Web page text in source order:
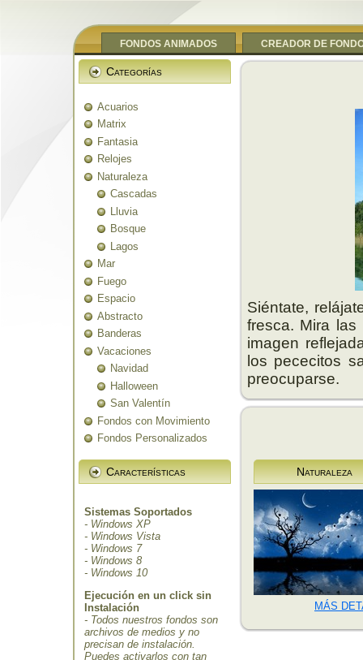
FONDOS ANIMADOS CREADOR DE
Categorías
Acuarios
Matrix
Fantasia
Relojes
Naturaleza
Cascadas
Lluvia
Bosque
Lagos
Mar
Fuego
Espacio
Abstracto
Banderas
Vacaciones
Navidad
Halloween
San Valentín
Fondos con Movimiento
Fondos Personalizados
Características
Sistemas Soportados
- Windows XP
- Windows Vista
- Windows 7
- Windows 8
- Windows 10
Ejecución en un click sin
Instalación
- Todos nuestros fondos son
archivos de medios y no
precisan de instalación.
Puedes activarlos con tan
Siéntate,
fresca. Mira
imagen
los pececitos
preocuparse.
Naturaleza
MÁS